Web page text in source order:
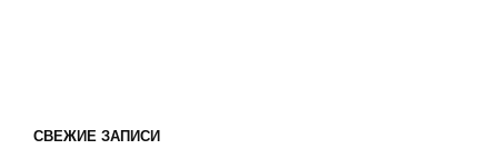
СВЕЖИЕ ЗАПИСИ